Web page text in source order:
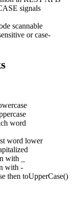
signals
scannable
or case-
word
word lower
with _
with -
then toUpperCase()